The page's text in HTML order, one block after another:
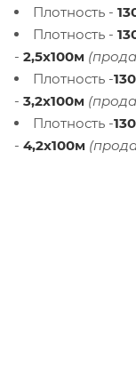
Плотность -
Плотность -
- 2,5х100м
Плотность -
- 3,2х100м
Плотность -
- 4,2х100м